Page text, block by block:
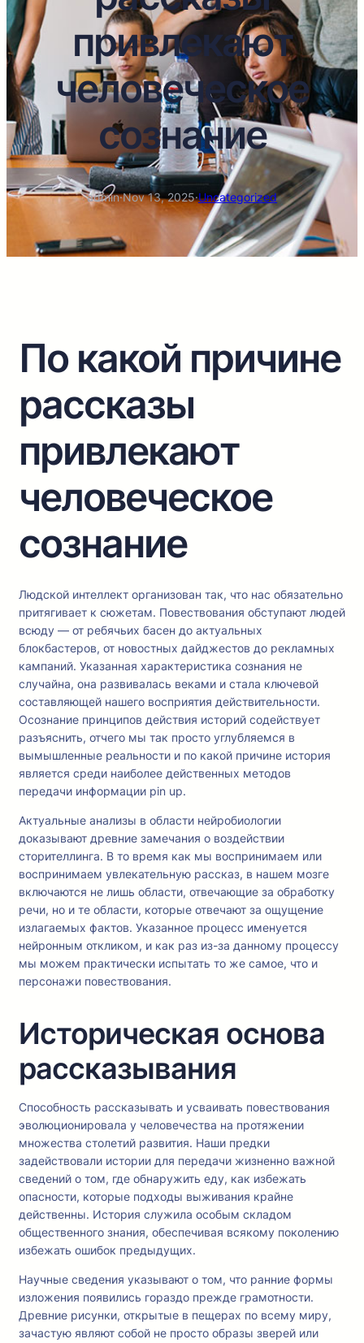
привлекают
человеческое
сознание
admin·Nov 13, 2025·Uncategorized
По какой причине
рассказы
привлекают
человеческое
сознание
Людской интеллект организован так, что нас обязательно
притягивает к сюжетам. Повествования обступают людей
всюду — от ребячьих басен до актуальных
блокбастеров, от новостных дайджестов до рекламных
кампаний. Указанная характеристика сознания не
случайна, она развивалась веками и стала ключевой
составляющей нашего восприятия действительности.
Осознание принципов действия историй содействует
разъяснить, отчего мы так просто углубляемся в
вымышленные реальности и по какой причине история
является среди наиболее действенных методов
передачи информации pin up.
Актуальные анализы в области нейробиологии
доказывают древние замечания о воздействии
сторителлинга. В то время как мы воспринимаем или
воспринимаем увлекательную рассказ, в нашем мозге
включаются не лишь области, отвечающие за обработку
речи, но и те области, которые отвечают за ощущение
излагаемых фактов. Указанное процесс именуется
нейронным откликом, и как раз из-за данному процессу
мы можем практически испытать то же самое, что и
персонажи повествования.
Историческая основа
рассказывания
Способность рассказывать и усваивать повествования
эволюционировала у человечества на протяжении
множества столетий развития. Наши предки
задействовали истории для передачи жизненно важной
сведений о том, где обнаружить еду, как избежать
опасности, которые подходы выживания крайне
действенны. История служила особым складом
общественного знания, обеспечивая всякому поколению
избежать ошибок предыдущих.
Научные сведения указывают о том, что ранние формы
изложения появились гораздо прежде грамотности.
Древние рисунки, открытые в пещерах по всему миру,
зачастую являют собой не просто образы зверей или